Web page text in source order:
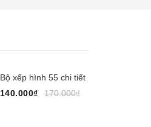
Bộ xếp hình 55 chi tiết
140.000₫
170.000₫